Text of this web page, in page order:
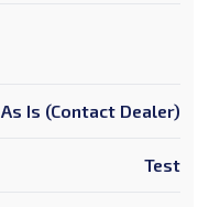
As Is (Contact Dealer)
Test